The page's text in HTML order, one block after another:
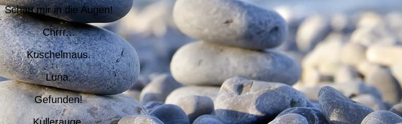
Schau mir in die Augen!
Chrrr...
Kuschelmaus.
Luna.
Gefunden!